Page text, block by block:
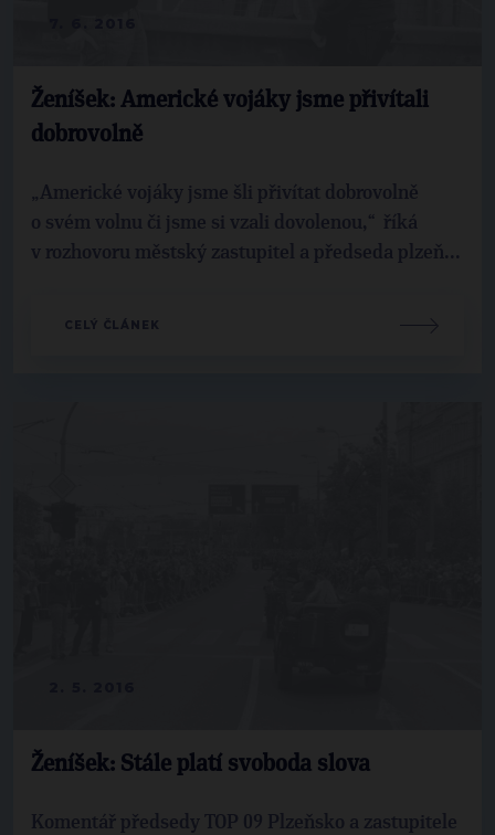
Ženíšek: Americké vojáky jsme přivítali
dobrovolně
„Americké vojáky jsme šli přivítat dobrovolně
o svém volnu či jsme si vzali dovolenou,“ říká
v rozhovoru městský zastupitel a předseda plzeň...
CELÝ ČLÁNEK
Ženíšek: Stále platí svoboda slova
Komentář předsedy TOP 09 Plzeňsko a zastupitele